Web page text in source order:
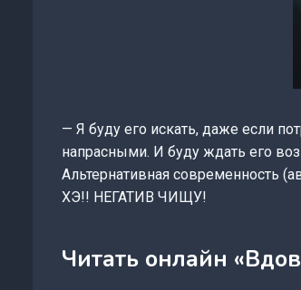
— Я буду его искать, даже если
напрасными. И буду ждать его
Альтернативная современность
ХЭ!! НЕГАТИВ ЧИЩУ!
Читать онлайн